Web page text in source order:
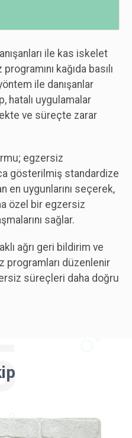
ile kas iskelet
kağıda basılı
ile danışanlar
hatalı uygulamalar
ve süreçte zarar
egzersiz
gösterilmiş standardize
en uygunlarını seçerek,
özel bir egzersiz
sağlar.
ağrı geri bildirim ve
programları düzenlenir
süreçleri daha doğru